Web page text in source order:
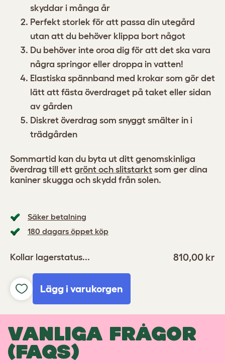
Säker betalning
180 dagars öppet köp
Kollar lagerstatus... 810,00 kr
Lägg i varukorgen
skyddar i många år
Perfekt storlek för att passa din utegård
utan att du behöver klippa bort något
Du behöver inte oroa dig för att det ska vara
några springor eller droppa in vatten!
Elastiska spännband med krokar som gör det
lätt att fästa överdraget på taket eller sidan
av gården
Diskret överdrag som snyggt smälter in i
trädgården
Sommartid kan du byta ut ditt genomskinliga
överdrag till ett grönt och slitstarkt som ger dina
kaniner skugga och skydd från solen.
VANLIGA FRÅGOR
(FAQS)